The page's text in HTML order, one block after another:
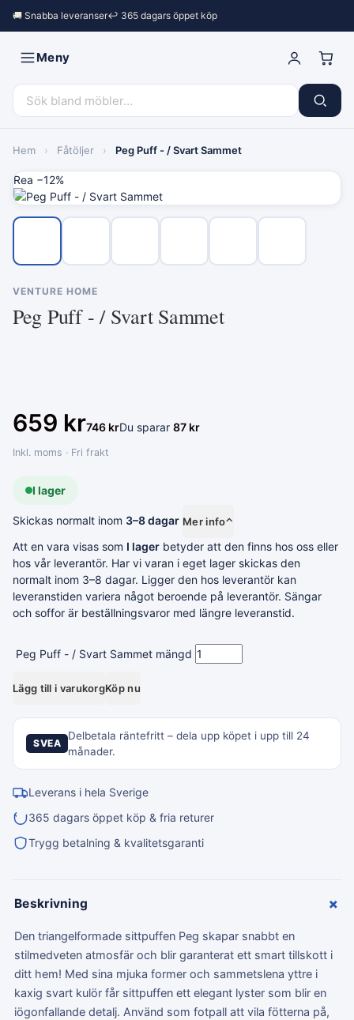
🚚 Snabba leveranser↩︎ 365 dagars öppet köp
Meny
Hem › Fåtöljer › Peg Puff - / Svart Sammet
Rea −12%
VENTURE HOME
Peg Puff - / Svart Sammet
659 kr746 krDu sparar 87 kr
Inkl. moms · Fri frakt
I lager
Skickas normalt inom 3–8 dagar Mer info⌃
Att en vara visas som I lager betyder att den finns hos oss eller
hos vår leverantör. Har vi varan i eget lager skickas den
normalt inom 3–8 dagar. Ligger den hos leverantör kan
leveranstiden variera något beroende på leverantör. Sängar
och soffor är beställningsvaror med längre leveranstid.
Peg Puff - / Svart Sammet mängd
Lägg till i varukorgKöp nu
SVEA
Delbetala räntefritt – dela upp köpet i upp till 24
månader.
Leverans i hela Sverige
365 dagars öppet köp & fria returer
Trygg betalning & kvalitetsgaranti
Beskrivning +
Den triangelformade sittpuffen Peg skapar snabbt en
stilmedveten atmosfär och blir garanterat ett smart tillskott i
ditt hem! Med sina mjuka former och sammetslena yttre i
kaxig svart kulör får sittpuffen ett elegant lyster som blir en
iögonfallande detalj. Använd som fotpall att vila fötterna på,